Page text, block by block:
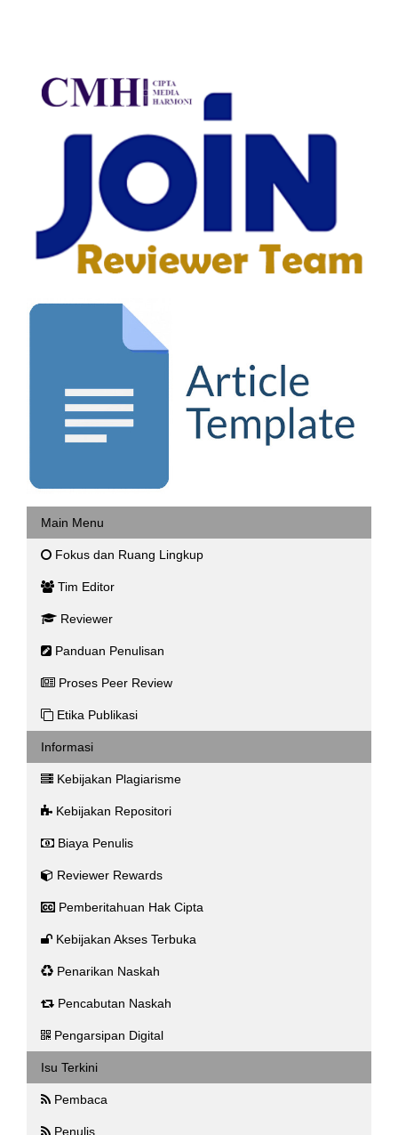
Main Menu
Fokus dan Ruang Lingkup
Tim Editor
Reviewer
Panduan Penulisan
Proses Peer Review
Etika Publikasi
Informasi
Kebijakan Plagiarisme
Kebijakan Repositori
Biaya Penulis
Reviewer Rewards
Pemberitahuan Hak Cipta
Kebijakan Akses Terbuka
Penarikan Naskah
Pencabutan Naskah
Pengarsipan Digital
Isu Terkini
Pembaca
Penulis